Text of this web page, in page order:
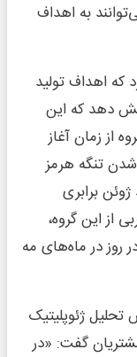
به اهداف
که اهداف تولید
افزایش دهد که این
از زمان آغاز
شدن تنگه هرمز
برابری
از این گروه،
۲۰۶ هزار بشکه در روز در ماه‌های مه
تحلیل ژئوپلیتیک
گفت: «در